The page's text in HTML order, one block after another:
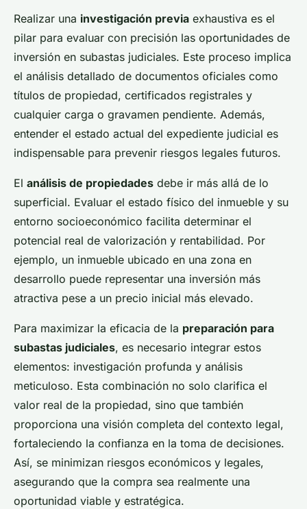
Realizar una investigación previa exhaustiva es el
pilar para evaluar con precisión las oportunidades de
inversión en subastas judiciales. Este proceso implica
el análisis detallado de documentos oficiales como
títulos de propiedad, certificados registrales y
cualquier carga o gravamen pendiente. Además,
entender el estado actual del expediente judicial es
indispensable para prevenir riesgos legales futuros.
El análisis de propiedades debe ir más allá de lo
superficial. Evaluar el estado físico del inmueble y su
entorno socioeconómico facilita determinar el
potencial real de valorización y rentabilidad. Por
ejemplo, un inmueble ubicado en una zona en
desarrollo puede representar una inversión más
atractiva pese a un precio inicial más elevado.
Para maximizar la eficacia de la preparación para
subastas judiciales, es necesario integrar estos
elementos: investigación profunda y análisis
meticuloso. Esta combinación no solo clarifica el
valor real de la propiedad, sino que también
proporciona una visión completa del contexto legal,
fortaleciendo la confianza en la toma de decisiones.
Así, se minimizan riesgos económicos y legales,
asegurando que la compra sea realmente una
oportunidad viable y estratégica.